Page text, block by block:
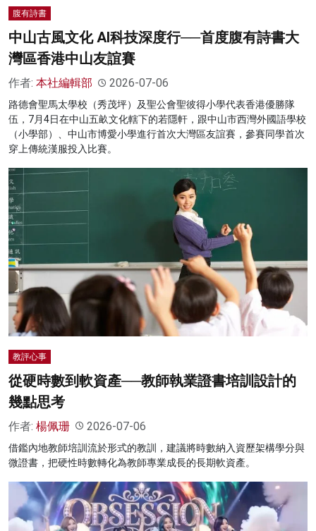
腹有詩書
中山古風文化 AI科技深度行──首度腹有詩書大
灣區香港中山友誼賽
作者: 本社編輯部 2026-07-06
路德會聖馬太學校（秀茂坪）及聖公會聖彼得小學代表香港優勝隊
伍，7月4日在中山五畝文化轄下的若隱軒，跟中山市西灣外國語學校
（小學部）、中山市博愛小學進行首次大灣區友誼賽，參賽同學首次
穿上傳統漢服投入比賽。
教評心事
從硬時數到軟資產──教師執業證書培訓設計的
幾點思考
作者: 楊佩珊 2026-07-06
借鑑內地教師培訓流於形式的教訓，建議將時數納入資歷架構學分與
微證書，把硬性時數轉化為教師專業成長的長期軟資產。